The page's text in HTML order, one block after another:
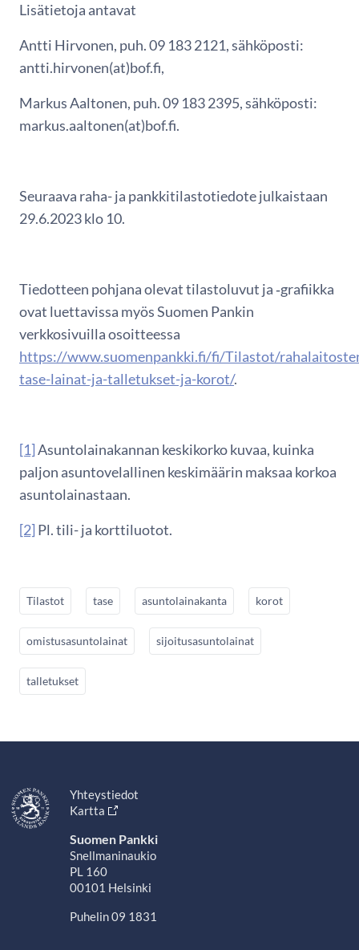
Lisätietoja antavat
Antti Hirvonen, puh. 09 183 2121, sähköposti:
antti.hirvonen(at)bof.fi,
Markus Aaltonen, puh. 09 183 2395, sähköposti:
markus.aaltonen(at)bof.fi.
Seuraava raha- ja pankkitilastotiedote julkaistaan
29.6.2023 klo 10.
Tiedotteen pohjana olevat tilastoluvut ja ‑grafiikka
ovat luettavissa myös Suomen Pankin
verkkosivuilla osoitteessa
https://www.suomenpankki.fi/fi/Tilastot/
tase-lainat-ja-talletukset-ja-korot/.
[1]Asuntolainakannan keskikorko kuvaa, kuinka
paljon asuntovelallinen keskimäärin maksaa korkoa
asuntolainastaan.
[2] Pl. tili- ja korttiluotot.
Tilastot tase asuntolainakanta korot
omistusasuntolainat sijoitusasuntolainat
talletukset
Yhteystiedot
Kartta
Suomen Pankki
Snellmaninaukio
PL 160
00101 Helsinki
Puhelin 09 1831